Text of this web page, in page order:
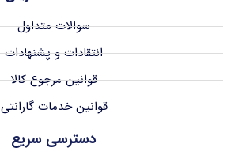
سوالات متداول
انتقادات و پشنهادات
قوانین مرجوع کالا
قوانین خدمات گارانتی
دسترسی سریع